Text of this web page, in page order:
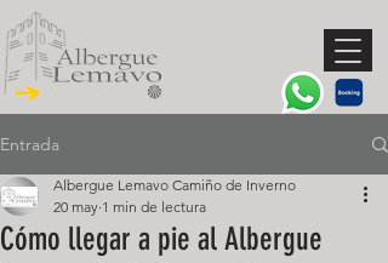
Entrada
Cómo llegar a pie al Albergue
Albergue Lemavo Camiño de Inverno
20 may 1 min de lectura